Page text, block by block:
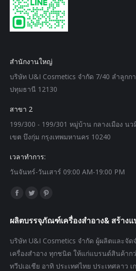
สำนักงานใหญ่
บริษัท U&I Cosmetics จำกัด 7/40 ลำลูกก
ปทุมธานี 12130
สาขา 2
199/300 - 199/301 หมู่บ้าน กลางเมือง น
เขต บึงกุ่ม กรุงเทพมหานคร 10240
เวลาทำการ:
วันจันทร์-วันเสาร์ 09:00 AM-19:00 PM
Find us on:
Facebook
opens
in
new
window
Twitter
opens
new
window
Pinterest
opens
window
ผลิตบรรจุภัณฑ์เครื่องสำอาง& สร้าง
บริษัท U&I Cosmetics จำกัด ผู้ผลิตและจั
เครื่องสำอาง ทุกชนิด ให้แก่แบรนด์สินค้าก
ทวีปเอเชีย อาทิ ประเทศไทย ประเทศลาว